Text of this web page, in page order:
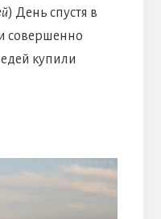
) День спустя в
купили